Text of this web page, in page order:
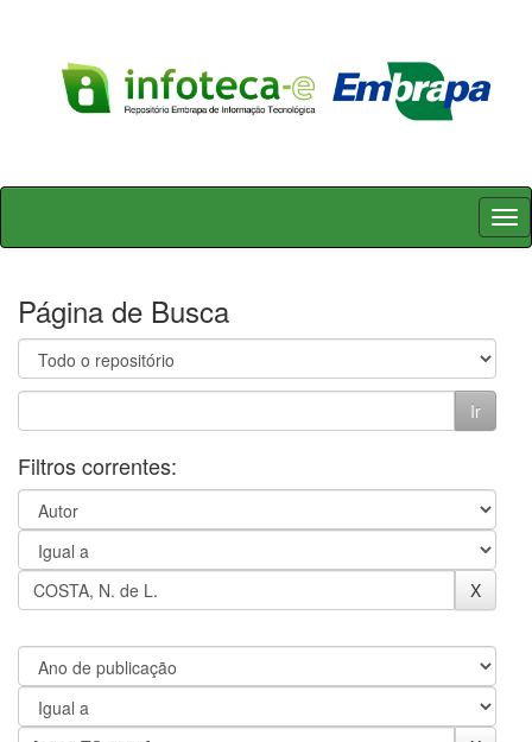
Skip
Página de Busca
Filtros correntes: